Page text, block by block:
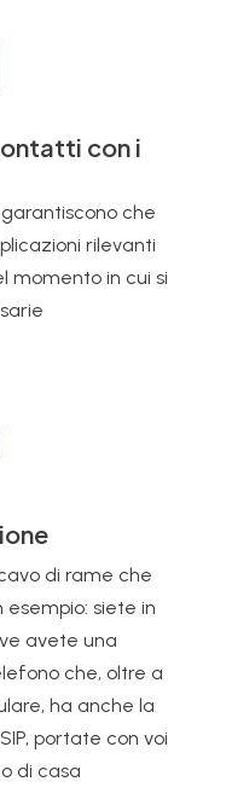
con i
che
rilevanti
momento in cui si
di rame che
esempio: siete in
avete una
che, oltre a
ha anche la
portate con voi
di casa